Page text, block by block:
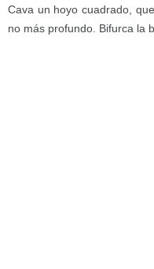
Cava un hoyo cuadrado,
no más profundo. Bifurca la